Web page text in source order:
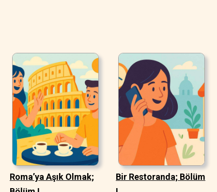
Roma’ya Aşık Olmak;
Bir Restoranda; Bölüm